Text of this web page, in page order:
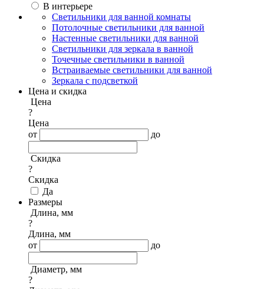
В интерьере
Светильники для ванной комнаты
Потолочные светильники для ванной
Настенные светильники для ванной
Светильники для зеркала в ванной
Точечные светильники в ванной
Встраиваемые светильники для ванной
Зеркала с подсветкой
Цена и скидка
Цена
?
Цена
от
до
Скидка
?
Скидка
Да
Размеры
Длина, мм
?
Длина, мм
от
до
Диаметр, мм
?